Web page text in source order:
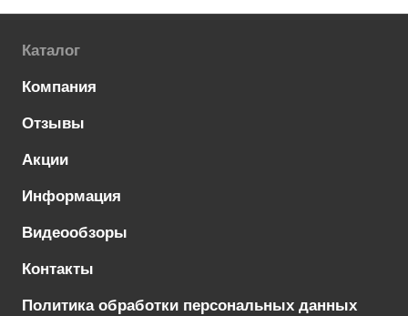
Каталог
Компания
Отзывы
Акции
Информация
Видеообзоры
Контакты
Политика обработки персональных данных